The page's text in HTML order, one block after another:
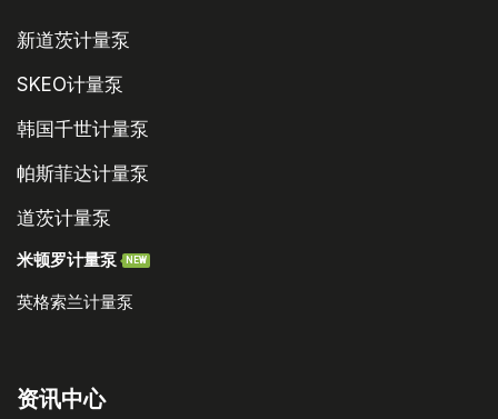
新道茨计量泵
SKEO计量泵
韩国千世计量泵
帕斯菲达计量泵
道茨计量泵
米顿罗计量泵 NEW
英格索兰计量泵
资讯中心